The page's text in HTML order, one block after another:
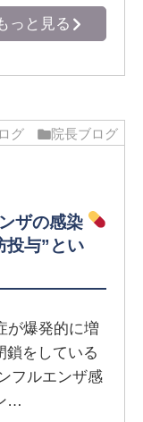
っと見る
グ 院長ブログ
ザの感染
投与”とい
が爆発的に増
鎖をしている
フルエンザ感
…